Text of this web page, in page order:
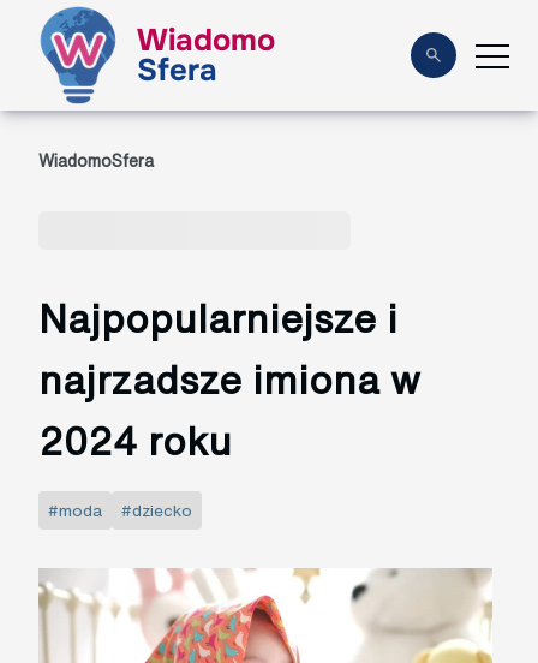
Wiadomo
Sfera
WiadomoSfera
Najpopularniejsze i
najrzadsze imiona w
2024 roku
#moda #dziecko